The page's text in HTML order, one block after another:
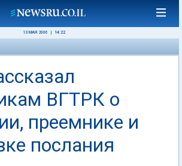
13 МАЯ 2006 14:22
ВГТРК о
преемнике и
послания